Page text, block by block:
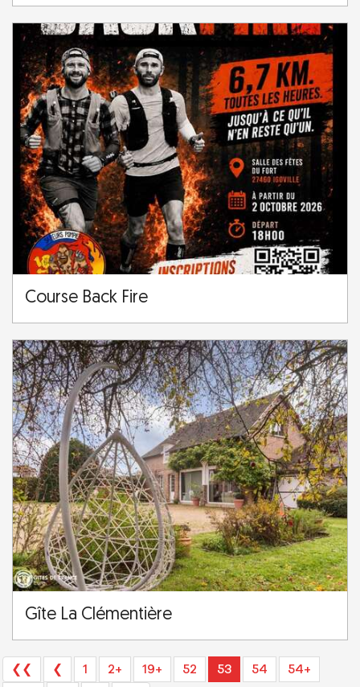
Course Back Fire
Gîte La Clémentière
❮❮ ❮ 1 2+ 19+ 52 53 54
54+